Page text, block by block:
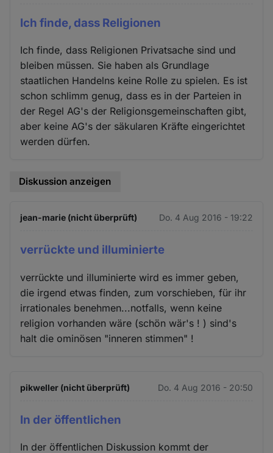
Ich finde, dass Religionen
Ich finde, dass Religionen Privatsache sind und
bleiben müssen. Sie haben als Grundlage
staatlichen Handelns keine Rolle zu spielen. Es ist
schon schlimm genug, dass es in der Parteien in
der Regel AG's der Religionsgemeinschaften gibt,
aber keine AG's der säkularen Kräfte eingerichtet
werden dürfen.
Diskussion anzeigen
jean-marie (nicht überprüft) Do. 4 Aug 2016 - 19:22
verrückte und illuminierte
verrückte und illuminierte wird es immer geben,
die irgend etwas finden, zum vorschieben, für ihr
irrationales benehmen...notfalls, wenn keine
religion vorhanden wäre (schön wär's ! ) sind's
halt die ominösen "inneren stimmen" !
pikweller (nicht überprüft) Do. 4 Aug 2016 - 20:50
In der öffentlichen
In der öffentlichen Diskussion kommt der